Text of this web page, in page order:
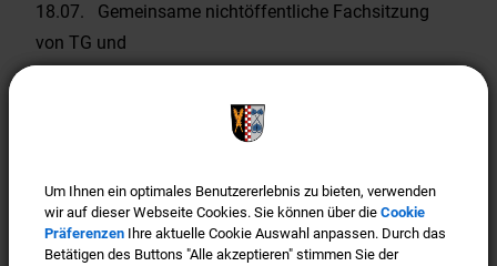
18.07. Gemeinsame nichtöffentliche Fachsitzung
von TG und
24.01. Gemeinsame nichtöffentliche Fachsitzung
Gemeinderat zur Planung der Bahnhofstraße
2017
Um Ihnen ein optimales Benutzererlebnis zu bieten, verwenden
wir auf dieser Webseite Cookies. Sie können über die Cookie
Präferenzen Ihre aktuelle Cookie Auswahl anpassen. Durch das
Betätigen des Buttons "Alle akzeptieren" stimmen Sie der
Um Ihnen ein optimales Benutzererlebnis zu bieten, verwenden
wir auf dieser Webseite Cookies. Sie können über die Cookie
Präferenzen Ihre aktuelle Cookie Auswahl anpassen. Durch das
Betätigen des Buttons "Alle akzeptieren" stimmen Sie der